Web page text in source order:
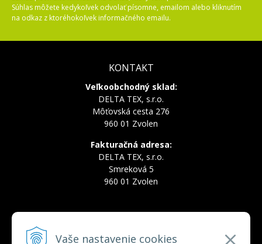
Vaše nastavenie cookies
Súhlas môžete kedykoľvek odvolať písomne, emailom alebo kliknutím
na odkaz z ktoréhokoľvek informačného emailu.
KONTAKT
Veľkoobchodný sklad:
DELTA TEX, s.r.o.
Môťovská cesta 276
960 01 Zvolen
Fakturačná adresa:
DELTA TEX, s.r.o.
Smreková 5
960 01 Zvolen
Tel.:+421 910 228 822